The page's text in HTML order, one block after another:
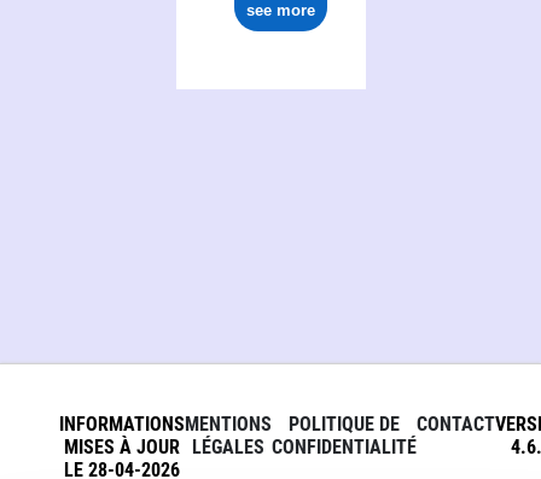
see more
INFORMATIONS
MISES À JOUR
LE 28-04-2026
MENTIONS
LÉGALES
POLITIQUE DE
CONFIDENTIALITÉ
CONTACT